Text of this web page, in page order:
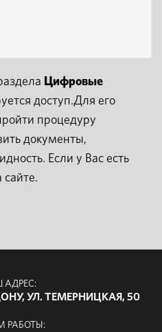
Цифровые
доступ.Для его
процедуру
документы,
Если у Вас есть
сайте.
АДРЕС:
УЛ. ТЕМЕРНИЦКАЯ, 50
РАБОТЫ: